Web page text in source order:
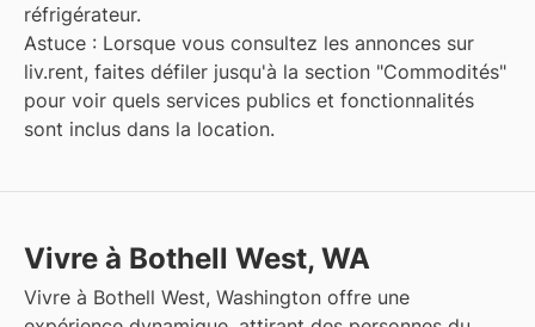
réfrigérateur.
Astuce : Lorsque vous consultez les annonces sur
liv.rent, faites défiler jusqu'à la section "Commodités"
pour voir quels services publics et fonctionnalités
sont inclus dans la location.
Vivre à Bothell West, WA
Vivre à Bothell West, Washington offre une